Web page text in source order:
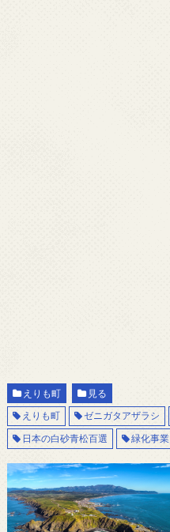
えりも町
見る
えりも町
ゼニガタアザラシ
日本の白砂青松百選
緑化事業